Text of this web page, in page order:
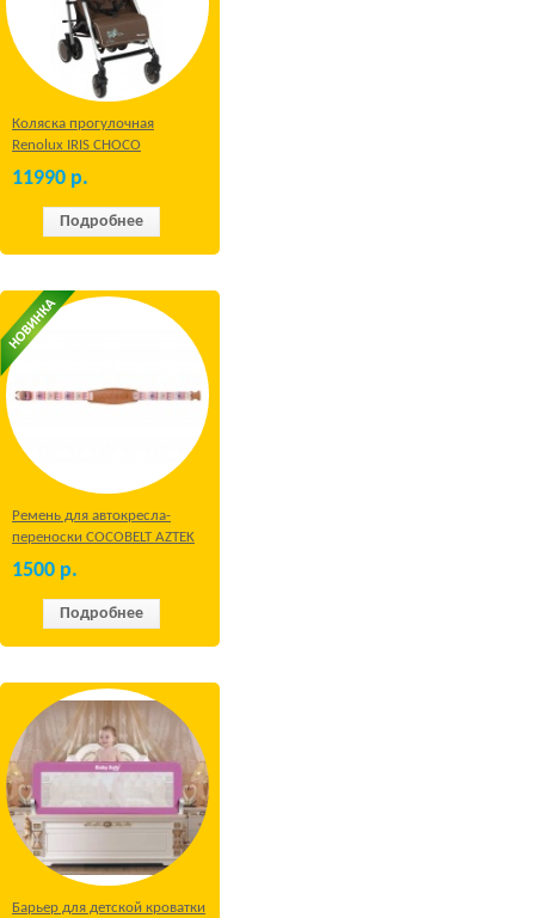
Коляска прогулочная
Renolux IRIS CHOCO
11990 р.
Подробнее
Ремень для автокресла-
переноски COCOBELT AZTEK
1500 р.
Подробнее
Барьер для детской кроватки